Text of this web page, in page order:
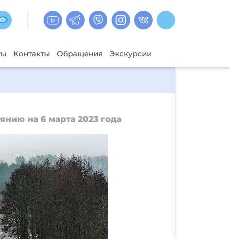
Контакты Обращения Экскурсии
на 6 марта 2023 года